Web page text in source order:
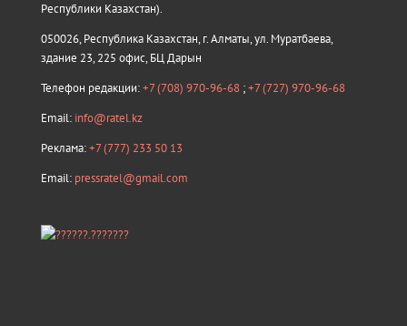
Республики Казахстан).
050026, Республика Казахстан, г. Алматы, ул. Муратбаева,
здание 23, 225 офис, БЦ Дарын
Телефон редакции:+7 (708) 970-96-68 ;+7 (727) 970-96-68
Email: info@ratel.kz
Реклама:+7 (777) 233 50 13
Email: pressratel@gmail.com